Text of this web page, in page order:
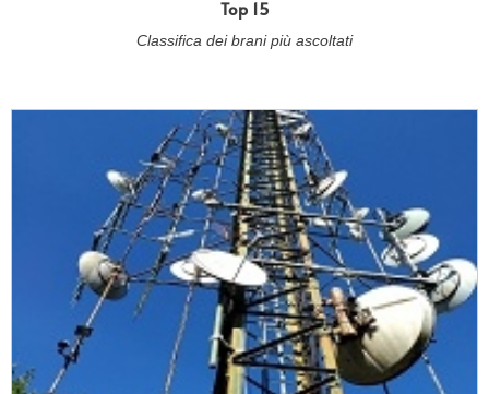
Top 15
Classifica dei brani più ascoltati